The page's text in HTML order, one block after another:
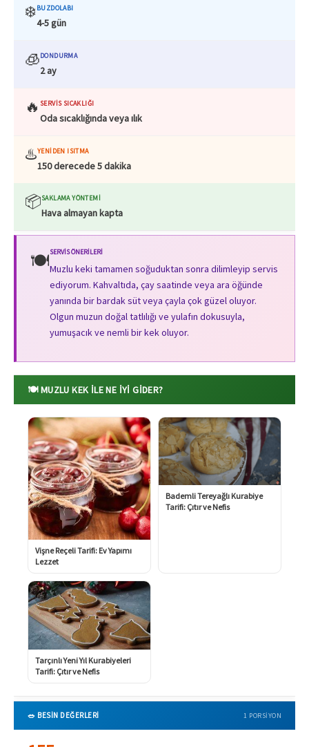
❄️BUZDOLABI
4-5 gün
🧊DONDURMA
2 ay
🔥 SERVIS SICAKLIĞI
Oda sıcaklığında veya ılık
♨️YENIDEN ISITMA
150 derecede 5 dakika
📦SAKLAMA YÖNTEMI
Hava almayan kapta
🍽️SERVIS ÖNERILERI
Muzlu keki tamamen soğuduktan sonra dilimleyip servis
ediyorum. Kahvaltıda, çay saatinde veya ara öğünde
yanında bir bardak süt veya çayla çok güzel oluyor.
Olgun muzun doğal tatlılığı ve yulafın dokusuyla,
yumuşacık ve nemli bir kek oluyor.
🍽️ MUZLU KEK ILE NE İYI GIDER?
Vişne Reçeli Tarifi: Ev Yapımı
Lezzet
Bademli Tereyağlı Kurabiye
Tarifi: Çıtır ve Nefis
Tarçınlı Yeni Yıl Kurabiyeleri
Tarifi: Çıtır ve Nefis
🥗 BESİN DEĞERLERİ 1 PORSIYON